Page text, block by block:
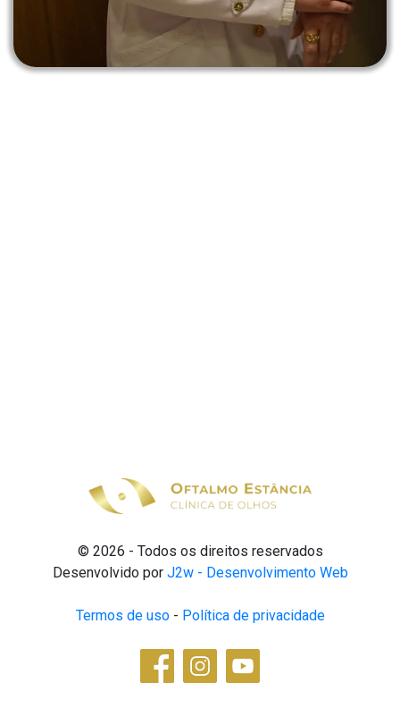
© 2026 - Todos os direitos reservados
Desenvolvido por J2w - Desenvolvimento Web
Termos de uso- Política de privacidade